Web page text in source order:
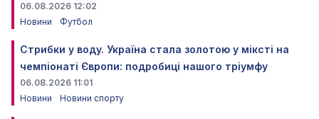
06.08.2026 12:02
Новини
Футбол
Стрибки у воду. Україна стала золотою у міксті на
чемпіонаті Європи: подробиці нашого тріумфу
06.08.2026 11:01
Новини
Новини спорту